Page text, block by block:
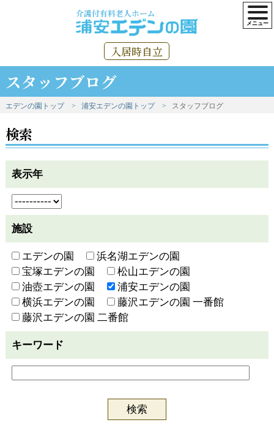
介護付有料老人ホーム
入居時自立
スタッフブログ
エデンの園トップ 浦安エデンの園トップ スタッフブログ
検索
表示年
施設
エデンの園
浜名湖エデンの園
宝塚エデンの園
松山エデンの園
油壺エデンの園
浦安エデンの園
横浜エデンの園
藤沢エデンの園 一番館
藤沢エデンの園 二番館
キーワード